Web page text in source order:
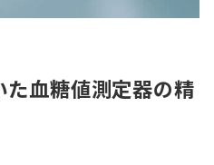
血糖値測定器の精